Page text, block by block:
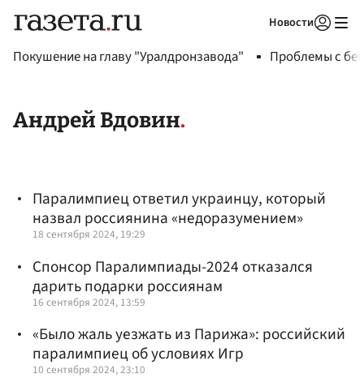
Новости
Покушение на главу "Уралдронзавода" Проблемы с
Андрей Вдовин
Паралимпиец ответил украинцу, который
назвал россиянина «недоразумением»
18 сентября 2024, 19:29
Спонсор Паралимпиады-2024 отказался
дарить подарки россиянам
16 сентября 2024, 13:59
«Было жаль уезжать из Парижа»: российский
паралимпиец об условиях Игр
10 сентября 2024, 23:10